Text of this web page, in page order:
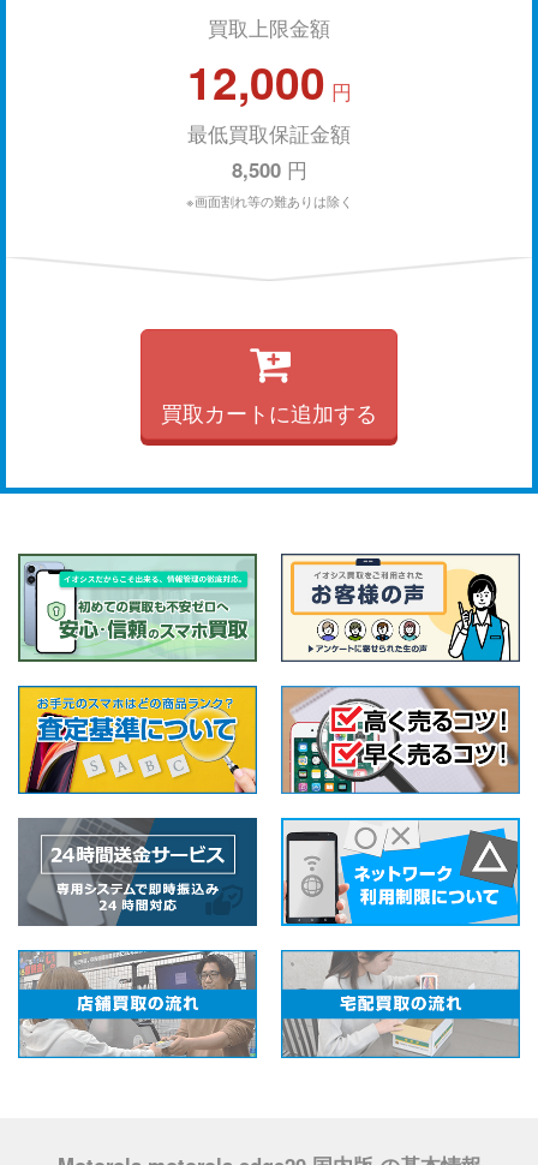
買取上限金額
12,000 円
最低買取保証金額
8,500円
※画面割れ等の難ありは除く
買取カートに追加する